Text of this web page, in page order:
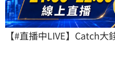
【#直播中LIVE】Catch大